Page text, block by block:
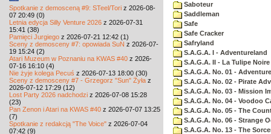
Spotkanie z demosceną #9: STeel/Tori z 2026-08-
07 20:49 (0)
Letnia edycja Silly Venture 2026 z 2026-07-31
15:41 (38)
Pamięci Jurgiego z 2026-07-21 12:42 (1)
Sceny z demosceny #7: opowiada SuN z 2026-07-
19 15:24 (2)
Atari Muzeum w Poznaniu na KWAS #40 z 2026-
07-16 16:10 (4)
Nie żyje kolega Pecuś z 2026-07-13 18:00 (30)
Sceny z demosceny #7 - Grzegorz "Sun" Żyła z
2026-07-12 17:29 (12)
Lost Party 2026 nadchodzi z 2026-07-08 15:28
(23)
Pan Zenon i Atari na KWAS #40 z 2026-07-07 13:25
(7)
Spotkanie z redakcją "The Voice" z 2026-07-04
07:42 (9)
Saboteur
Saddleman
Safe
Safe Cracker
Safryland
S.A.G.A. I - Adventureland
S.A.G.A. II - La Tulipe Noire
S.A.G.A. No. 01 -
S.A.G.A. No. 02 - Pirate
S.A.G.A. No. 03 - Mission
S.A.G.A. No. 04 - Voodoo
S.A.G.A. No. 05 - The
S.A.G.A. No. 06 - Strange
S.A.G.A. No. 13 - The